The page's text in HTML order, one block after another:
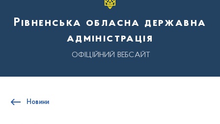
Рівненська обласна державна
адміністрація
ОФІЦІЙНИЙ ВЕБСАЙТ
Новини